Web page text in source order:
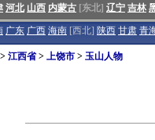
河北 山西 内蒙古 [东北] 辽宁 吉林
广东 广西 海南 [西北] 陕西 甘肃 青
> 江西省> 上饶市 > 玉山人物